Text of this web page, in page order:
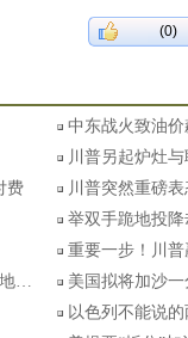
(0)
中东战火致油
川普另起炉灶
费
川普突然重磅表
举双手跪地投
重要一步！川
地…
美国拟将加沙
以色列不能说